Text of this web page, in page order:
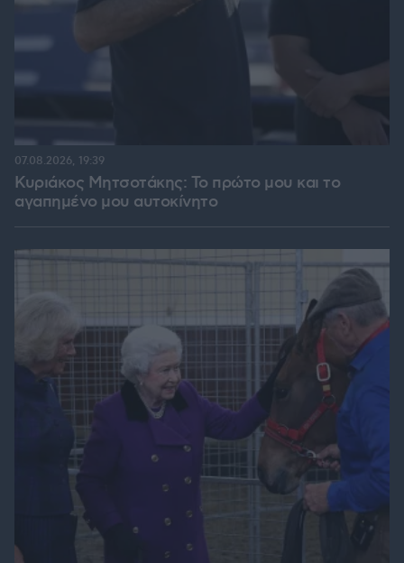
Κυριάκος Μητσοτάκης: Το πρώτο μου και το
αγαπημένο μου αυτοκίνητο
07.08.2026, 19:39